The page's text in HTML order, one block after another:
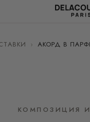
› АКОРД В
КОМПОЗИЦИЯ